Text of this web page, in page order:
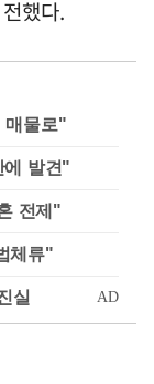
했다.
매물로"
에 발견"
전제"
체류"